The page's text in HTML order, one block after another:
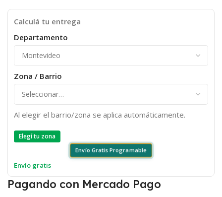
Calculá tu entrega
Departamento
Zona / Barrio
Al elegir el barrio/zona se aplica automáticamente.
Elegí tu zona
Envío Gratis Programable
Envío gratis
Pagando con Mercado Pago